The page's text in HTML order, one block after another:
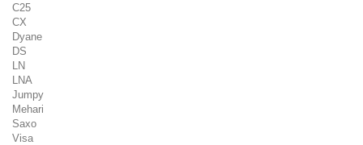
C25
CX
Dyane
DS
LN
LNA
Jumpy
Mehari
Saxo
Visa